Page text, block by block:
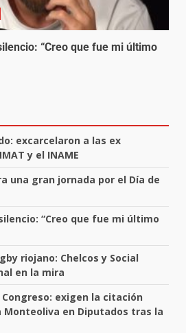
“Creo que fue mi último
excarcelaron a las ex
y el INAME
una gran jornada por el Día de
“Creo que fue mi último
riojano: Chelcos y Social
en la mira
exigen la citación
en Diputados tras la